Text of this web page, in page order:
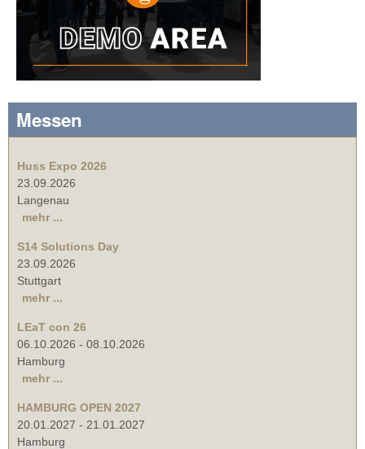
Messen
Huss Expo 2026
23.09.2026
Langenau
mehr ...
S14 Solutions Day
23.09.2026
Stuttgart
mehr ...
LEaT con 26
06.10.2026 - 08.10.2026
Hamburg
mehr ...
HAMBURG OPEN 2027
20.01.2027 - 21.01.2027
Hamburg